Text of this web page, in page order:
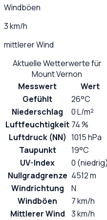
Windböen
3 km/h
mittlerer Wind
Aktuelle Wetterwerte für
Mount Vernon
Messwert
Wert
Gefühlt
26°C
Niederschlag
0 L/m²
Luftfeuchtigkeit 74 %
Luftdruck (NN) 1015 hPa
Taupunkt
19°C
UV-Index
0 (niedrig)
Nullgradgrenze 4512 m
Windrichtung
N
Windböen
7 km/h
Mittlerer Wind
3 km/h